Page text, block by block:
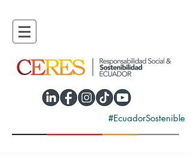
#EcuadorSostenible